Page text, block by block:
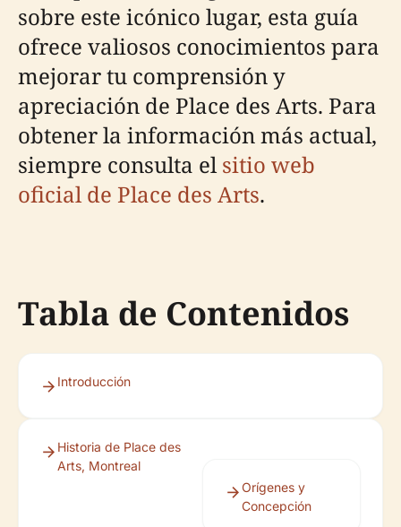
sobre este icónico lugar, esta guía
ofrece valiosos conocimientos para
mejorar tu comprensión y
apreciación de Place des Arts. Para
obtener la información más actual,
siempre consulta elsitio web
oficial de Place des Arts.
Tabla de Contenidos
Introducción
Historia de Place des
Arts, Montreal
Orígenes y
Concepción